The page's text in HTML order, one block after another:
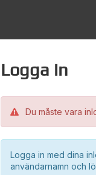
Logga in
Du måste vara
Logga in med dina
användarnamn och